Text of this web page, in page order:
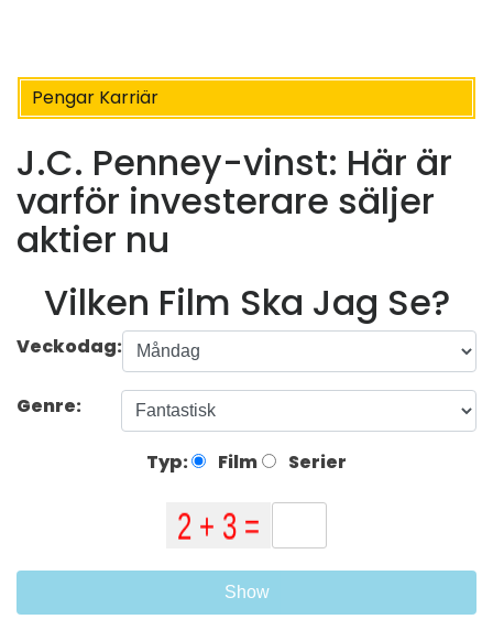
Pengar Karriär
J.C. Penney-vinst: Här är
varför investerare säljer
aktier nu
Vilken Film Ska Jag Se?
Veckodag:
Genre:
Typ: Film Serier
Show